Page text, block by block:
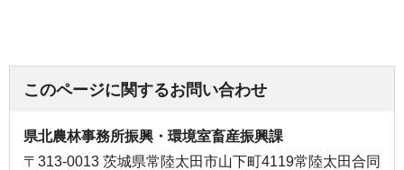
このページに関するお問い合わせ
県北農林事務所振興・環境室畜産振興課
〒313-0013 茨城県常陸太田市山下町4119常陸太田合同